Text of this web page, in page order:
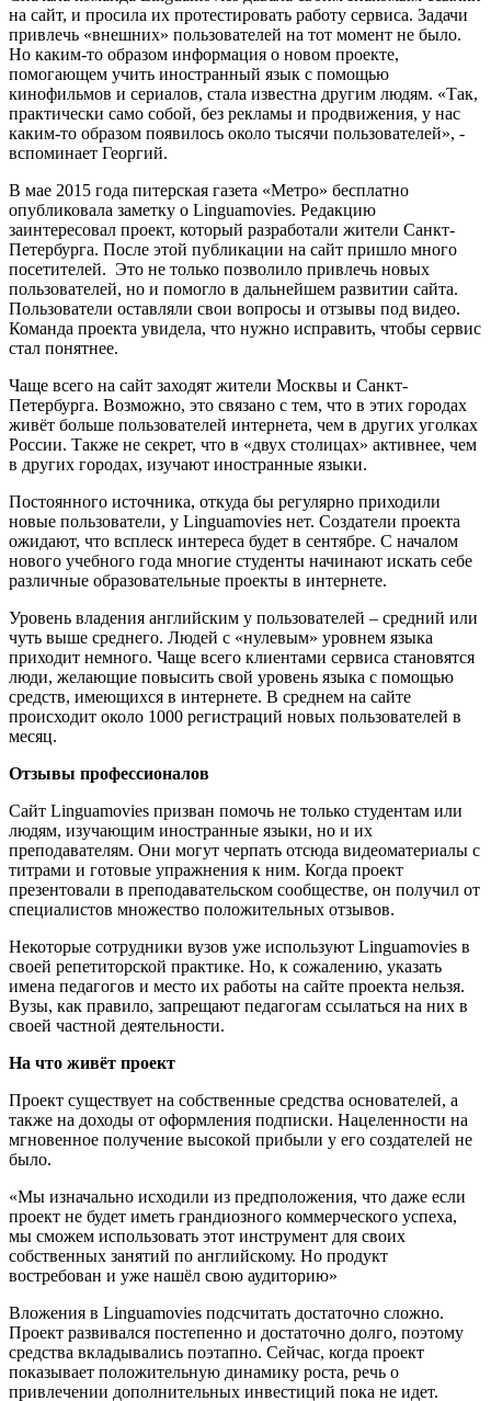
на сайт, и просила их протестировать работу сервиса. Задачи
привлечь «внешних» пользователей на тот момент не было.
Но каким-то образом информация о новом проекте,
помогающем учить иностранный язык с помощью
кинофильмов и сериалов, стала известна другим людям. «Так,
практически само собой, без рекламы и продвижения, у нас
каким-то образом появилось около тысячи пользователей», -
вспоминает Георгий.
В мае 2015 года питерская газета «Метро» бесплатно
опубликовала заметку о Linguamovies. Редакцию
заинтересовал проект, который разработали жители Санкт-
Петербурга. После этой публикации на сайт пришло много
посетителей. Это не только позволило привлечь новых
пользователей, но и помогло в дальнейшем развитии сайта.
Пользователи оставляли свои вопросы и отзывы под видео.
Команда проекта увидела, что нужно исправить, чтобы сервис
стал понятнее.
Чаще всего на сайт заходят жители Москвы и Санкт-
Петербурга. Возможно, это связано с тем, что в этих городах
живёт больше пользователей интернета, чем в других уголках
России. Также не секрет, что в «двух столицах» активнее, чем
в других городах, изучают иностранные языки.
Постоянного источника, откуда бы регулярно приходили
новые пользователи, у Linguamovies нет. Создатели проекта
ожидают, что всплеск интереса будет в сентябре. С началом
нового учебного года многие студенты начинают искать себе
различные образовательные проекты в интернете.
Уровень владения английским у пользователей – средний или
чуть выше среднего. Людей с «нулевым» уровнем языка
приходит немного. Чаще всего клиентами сервиса становятся
люди, желающие повысить свой уровень языка с помощью
средств, имеющихся в интернете. В среднем на сайте
происходит около 1000 регистраций новых пользователей в
месяц.
Отзывы профессионалов
Сайт Linguamovies призван помочь не только студентам или
людям, изучающим иностранные языки, но и их
преподавателям. Они могут черпать отсюда видеоматериалы с
титрами и готовые упражнения к ним. Когда проект
презентовали в преподавательском сообществе, он получил от
специалистов множество положительных отзывов.
Некоторые сотрудники вузов уже используют Linguamovies в
своей репетиторской практике. Но, к сожалению, указать
имена педагогов и место их работы на сайте проекта нельзя.
Вузы, как правило, запрещают педагогам ссылаться на них в
своей частной деятельности.
На что живёт проект
Проект существует на собственные средства основателей, а
также на доходы от оформления подписки. Нацеленности на
мгновенное получение высокой прибыли у его создателей не
было.
«Мы изначально исходили из предположения, что даже если
проект не будет иметь грандиозного коммерческого успеха,
мы сможем использовать этот инструмент для своих
собственных занятий по английскому. Но продукт
востребован и уже нашёл свою аудиторию»
Вложения в Linguamovies подсчитать достаточно сложно.
Проект развивался постепенно и достаточно долго, поэтому
средства вкладывались поэтапно. Сейчас, когда проект
показывает положительную динамику роста, речь о
привлечении дополнительных инвестиций пока не идет.